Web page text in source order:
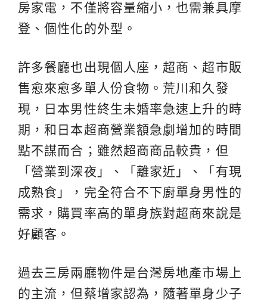
房家電，不僅將容量縮小，也需兼具摩
登、個性化的外型。
許多餐廳也出現個人座，超商、超市販
售愈來愈多單人份食物。荒川和久發
現，日本男性終生未婚率急速上升的時
期，和日本超商營業額急劇增加的時間
點不謀而合；雖然超商商品較貴，但
「營業到深夜」、「離家近」、「有現
成熟食」，完全符合不下廚單身男性的
需求，購買率高的單身族對超商來說是
好顧客。
過去三房兩廳物件是台灣房地產市場上
的主流，但蔡增家認為，隨著單身少子